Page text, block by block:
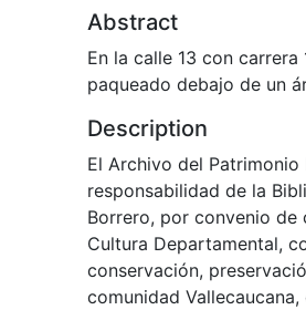
Abstract
En la calle 13 con
paqueado debajo de un
Description
El Archivo del
responsabilidad de la
Borrero, por convenio
Cultura Departamental,
conservación,
comunidad